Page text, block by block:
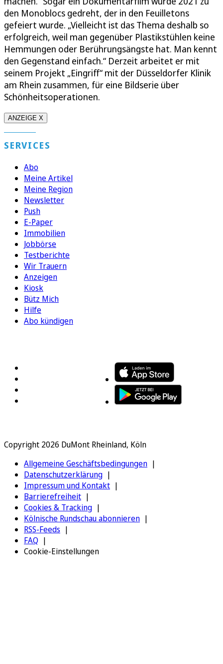
den Monoblocs gedreht, der in den Feuilletons
gefeiert wurde. „Vielleicht ist das Thema deshalb so
erfolgreich, weil man gegenüber Plastikstühlen keine
Hemmungen oder Berührungsängste hat. Man kennt
den Gegenstand einfach.“ Derzeit arbeitet er mit
seinem Projekt „Eingriff“ mit der Düsseldorfer Klinik
am Rhein zusammen, für eine Bildserie über
Schönheitsoperationen.
ANZEIGE X
SERVICES
Abo
Meine Artikel
Meine Region
Newsletter
Push
E-Paper
Immobilien
Jobbörse
Testberichte
Wir Trauern
Anzeigen
Kiosk
Bütz Mich
Hilfe
Abo kündigen
Copyright 2026 DuMont Rheinland, Köln
Allgemeine Geschäftsbedingungen
Datenschutzerklärung
Impressum und Kontakt
Barrierefreiheit
Cookies & Tracking
Kölnische Rundschau abonnieren
RSS-Feeds
FAQ
Cookie-Einstellungen